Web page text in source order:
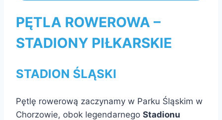
PĘTLA ROWEROWA –
STADIONY PIŁKARSKIE
STADION ŚLĄSKI
Pętlę rowerową zaczynamy w Parku Śląskim w
Chorzowie, obok legendarnego Stadionu